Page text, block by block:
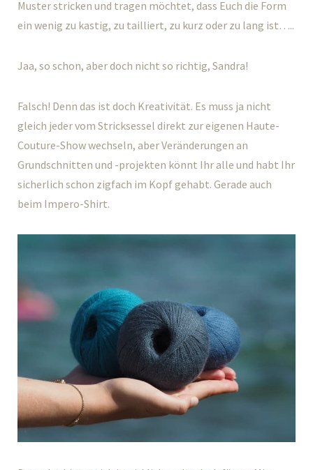
Muster stricken und tragen möchtet, dass Euch die Form
ein wenig zu kastig, zu tailliert, zu kurz oder zu lang ist…..
Jaa, so schon, aber doch nicht so richtig, Sandra!
Falsch! Denn das ist doch Kreativität. Es muss ja nicht
gleich jeder vom Stricksessel direkt zur eigenen Haute-
Couture-Show wechseln, aber Veränderungen an
Grundschnitten und -projekten könnt Ihr alle und habt Ihr
sicherlich schon zigfach im Kopf gehabt. Gerade auch
beim Impero-Shirt.